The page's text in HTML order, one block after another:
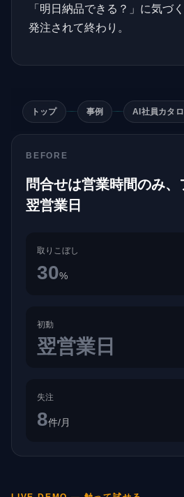
「明日納品できる？」に気づ
発注されて終わり。
トップ 事例 AI社員カタ
BEFORE
問合せは営業時間のみ
翌営業日
取りこぼし
30%
初動
翌営業日
失注
8件/月